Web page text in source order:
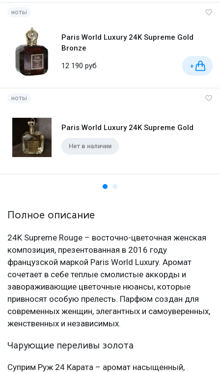
ноты
Paris World Luxury 24K Supreme Gold
Bronze
12 190 руб
+
ноты
Paris World Luxury 24K Supreme Gold
Нет в наличии
Полное описание
24K Supreme Rouge – восточно-цветочная женская
композиция, презентованная в 2016 году
французской маркой Paris World Luxury. Аромат
сочетает в себе теплые смолистые аккорды и
завораживающие цветочные нюансы, которые
привносят особую прелесть. Парфюм создан для
современных женщин, элегантных и самоуверенных,
женственных и независимых.
Чарующие переливы золота
Суприм Руж 24 Карата – аромат насыщенный,